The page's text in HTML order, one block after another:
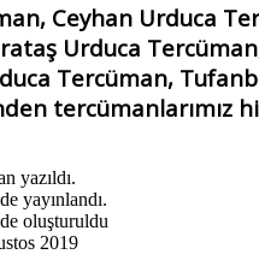
Ceyhan Urduca
Urduca
Tercüman,
tercümanlarımız
yazıldı.
yayınlandı.
oluşturuldu
2019